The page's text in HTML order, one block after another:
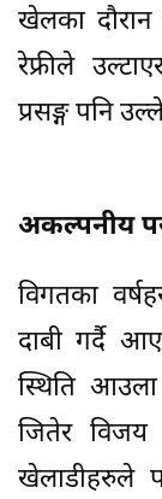
खेलका दौरान
रेफ्रीले
प्रसङ्ग पनि
अकल्पनीय
विगतका
दाबी गर्दै
स्थिति
जितेर विजय
खेलाडीहरुले